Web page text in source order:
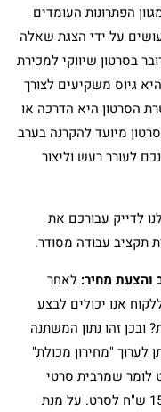
הפתרונות העומדים
על ידי הצגת שאלה
בסרטון שיווקי למכירת
גיוס משקיעים לצורך
הסרטון היא הדרכה או
מיועד להקרנה בערב
לעורר רעש וליצור
לדייק עבורכם את
תקציב עבודה מסודר.
והצעת מחיר: לאחר
אנו יכולים לבצע
זהו נתון המשתנה
לערוך "מחירון מכולת"
לומר שמרבית סרטי
התדמית שלנו מתחילים בתקציב של 15,000 ש"ח לסרט. על מנת